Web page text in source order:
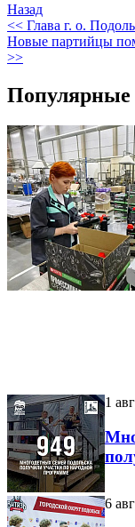
Назад
<< Глава г. о.
Новые партийцы
>>
Популярные
1
6